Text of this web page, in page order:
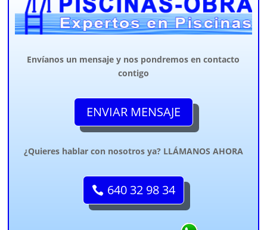
Envíanos un mensaje y nos pondremos en contacto
contigo
ENVIAR MENSAJE
¿Quieres hablar con nosotros ya? LLÁMANOS AHORA
640 32 98 34